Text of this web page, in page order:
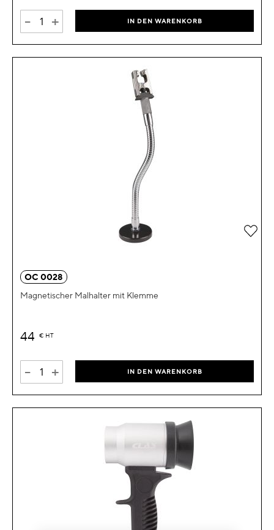
- + IN DEN WARENKORB
OC 0028
Magnetischer Malhalter mit Klemme
44 € HT
- + IN DEN WARENKORB
Zur